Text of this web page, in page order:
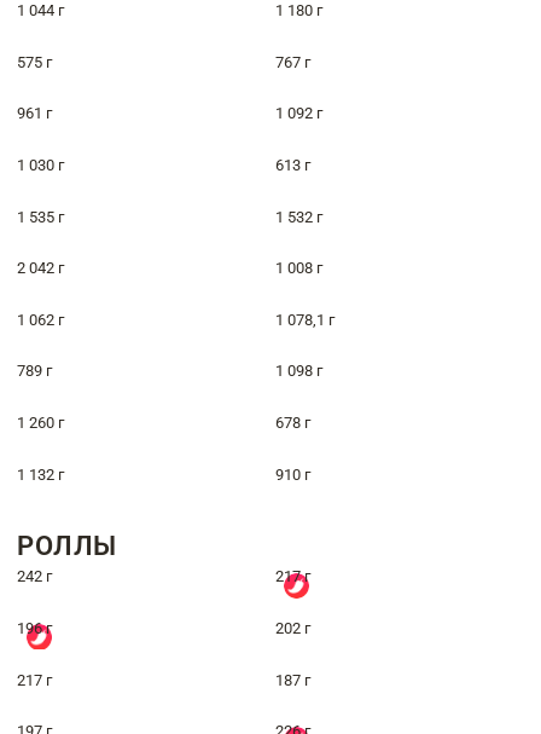
1 044 г 1 180 г
575 г 767 г
961 г 1 092 г
1 030 г 613 г
1 535 г 1 532 г
2 042 г 1 008 г
1 062 г 1 078,1 г
789 г 1 098 г
1 260 г 678 г
1 132 г 910 г
РОЛЛЫ
242 г 217 г
196 г 202 г
217 г 187 г